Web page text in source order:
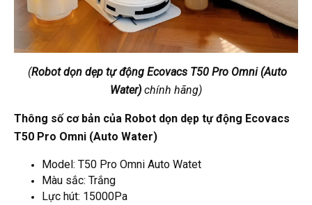
(Robot dọn dẹp tự động Ecovacs T50 Pro Omni (Auto
Water) chính hãng)
Thông số cơ bản của Robot dọn dẹp tự động Ecovacs
T50 Pro Omni (Auto Water)
Model: T50 Pro Omni Auto Watet
Màu sắc: Trắng
Lực hút: 15000Pa